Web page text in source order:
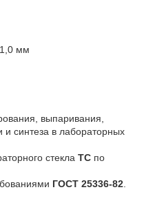
мм
выпаривания,
и синтеза в лабораторных
стекла ТС по
ГОСТ 25336-82